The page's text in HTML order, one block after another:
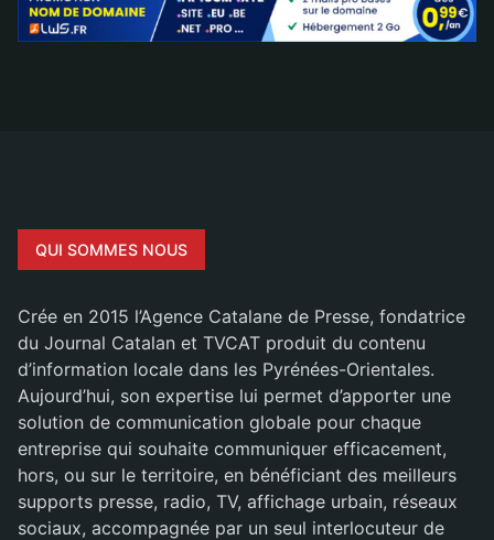
QUI SOMMES NOUS
Crée en 2015 l’Agence Catalane de Presse, fondatrice
du Journal Catalan et TVCAT produit du contenu
d’information locale dans les Pyrénées-Orientales.
Aujourd’hui, son expertise lui permet d’apporter une
solution de communication globale pour chaque
entreprise qui souhaite communiquer efficacement,
hors, ou sur le territoire, en bénéficiant des meilleurs
supports presse, radio, TV, affichage urbain, réseaux
sociaux, accompagnée par un seul interlocuteur de